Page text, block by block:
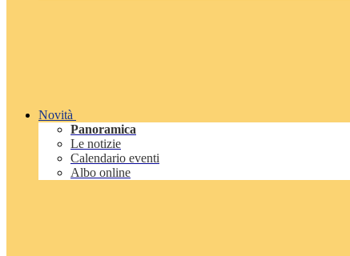
Novità
Panoramica
Le notizie
Calendario eventi
Albo online